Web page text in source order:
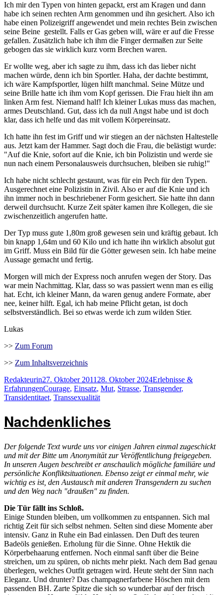
Ich mir den Typen von hinten gepackt, erst am Kragen und dann
habe ich seinen rechten Arm genommen und ihn gesichert. Also ich
habe einen Polizeigriff angewendet und mein rechtes Bein zwischen
seine Beine gestellt. Falls er Gas geben will, wäre er auf die Fresse
gefallen. Zusätzlich habe ich ihm die Finger dermaßen zur Seite
gebogen das sie wirklich kurz vorm Brechen waren.
Er wollte weg, aber ich sagte zu ihm, dass ich das lieber nicht
machen würde, denn ich bin Sportler. Haha, der dachte bestimmt,
ich wäre Kampfsportler, lügen hilft manchmal. Seine Mütze und
seine Brille hatte ich ihm vom Kopf gerissen. Die Frau hielt ihn am
linken Arm fest. Niemand half! Ich kleiner Lukas muss das machen,
armes Deutschland. Gut, dass ich da null Angst habe und ist doch
klar, dass ich helfe und das mit vollem Körpereinsatz.
Ich hatte ihn fest im Griff und wir stiegen an der nächsten Haltestelle
aus. Jetzt kam der Hammer. Sagt doch die Frau, die belästigt wurde:
"Auf die Knie, sofort auf die Knie, ich bin Polizistin und werde sie
nun nach einem Personalausweis durchsuchen, bleiben sie ruhig!"
Ich habe nicht schlecht gestaunt, was für ein Pech für den Typen.
Ausgerechnet eine Polizistin in Zivil. Also er auf die Knie und ich
ihn immer noch in beschriebener Form gesichert. Sie hatte ihn dann
derweil durchsucht. Kurze Zeit später kamen ihre Kollegen, die sie
zwischenzeitlich angerufen hatte.
Der Typ muss gute 1,80m groß gewesen sein und kräftig gebaut. Ich
bin knapp 1,64m und 60 Kilo und ich hatte ihn wirklich absolut gut
im Griff. Muss ein Bild für die Götter gewesen sein. Ich habe meine
Aussage gemacht und fertig.
Morgen will mich der Express noch anrufen wegen der Story. Das
war mein Nachmittag. Klar, dass so was passiert wenn man es eilig
hat. Echt, ich kleiner Mann, da waren genug andere Formate, aber
nee, keiner hilft. Egal, ich hab meine Pflicht getan, ist doch
selbstverständlich. Bei so etwas werde ich zum wilden Stier.
Lukas
>> Zum Forum
>> Zum Inhaltsverzeichnis
Autor
RedakteurinVeröffentlicht
am
27. Oktober 2011 28. Oktober 2024Kategorien
Erlebnisse &
ErfahrungenSchlagwörter
Courage, Einsatz, Mut, Strasse, Transgender,
Transidentitaet, Transsexualität
Nachdenkliches
Der folgende Text wurde uns vor einigen Jahren einmal zugeschickt
und mit der Bitte um Anonymität zur Veröffentlichung freigegeben.
In unseren Augen beschreibt er anschaulich mögliche familiäre und
persönliche Konfliktsituationen. Ebenso zeigt er einmal mehr, wie
wichtig es ist, den Austausch mit anderen Transgendern zu suchen
und den Weg nach "draußen" zu finden.
Die Tür fällt ins Schloß.
Einige Stunden bleiben, um vollkommen zu entspannen. Sich mal
richtig Zeit für sich selbst nehmen. Selten sind diese Momente aber
intensiv. Ganz in Ruhe ein Bad einlassen. Den Duft des teuren
Badeöls genießen. Erholung für die Sinne. Ohne Hektik die
Körperbehaarung entfernen. Noch einmal sanft über die Beine
streichen, um zu spüren, ob nichts mehr piekt. Nach dem Bad genau
überlegen, welches Outfit getragen wird. Heute steht der Sinn nach
Eleganz. Und drunter? Das champagnerfarbene Höschen mit dem
passenden BH. Zarte Spitze die sich so wunderbar auf der frisch